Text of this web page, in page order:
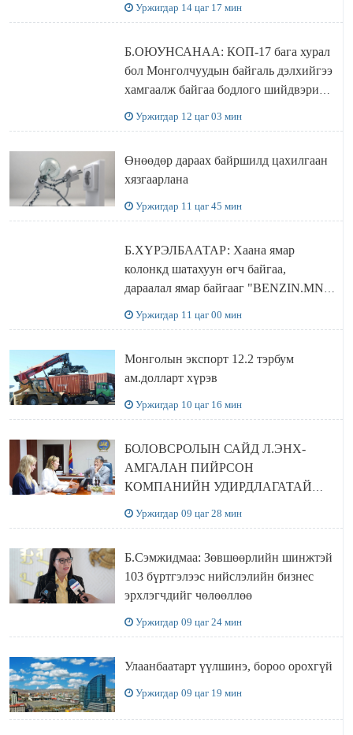
Уржигдар 14 цаг 17 мин
Б.ОЮУНСАНАА: КОП-17 бага хурал
бол Монголчуудын байгаль дэлхийгээ
хамгаалж байгаа бодлого шийдвэрийг
Уржигдар 12 цаг 03 мин
Өнөөдөр дараах байршилд цахилгаан
хязгаарлана
Уржигдар 11 цаг 45 мин
Б.ХҮРЭЛБААТАР: Хаана ямар
колонкд шатахуун өгч байгаа,
дараалал ямар байгааг "BENZIN.MN”
Уржигдар 11 цаг 00 мин
Монголын экспорт 12.2 тэрбум
ам.долларт хүрэв
Уржигдар 10 цаг 16 мин
БОЛОВСРОЛЫН САЙД Л.ЭНХ-
АМГАЛАН ПИЙРСОН
КОМПАНИЙН УДИРДЛАГАТАЙ
Уржигдар 09 цаг 28 мин
Б.Сэмжидмаа: Зөвшөөрлийн шинжтэй
103 бүртгэлээс нийслэлийн бизнес
эрхлэгчдийг чөлөөллөө
Уржигдар 09 цаг 24 мин
Улаанбаатарт үүлшинэ, бороо орохгүй
Уржигдар 09 цаг 19 мин